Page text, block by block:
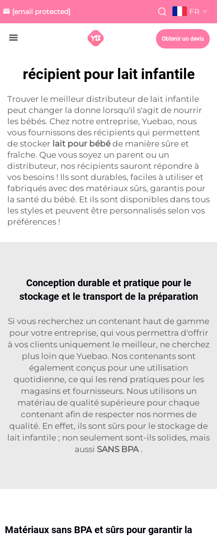
[email protected] FR
Obtenir un devis
récipient pour lait infantile
Trouver le meilleur distributeur de lait infantile
peut changer la donne lorsqu'il s'agit de nourrir
les bébés. Chez notre entreprise, Yuebao, nous
vous fournissons des récipients qui permettent
de stocker lait pour bébé de manière sûre et
fraîche. Que vous soyez un parent ou un
distributeur, nos récipients sauront répondre à
vos besoins ! Ils sont durables, faciles à utiliser et
fabriqués avec des matériaux sûrs, garantis pour
la santé du bébé. Et ils sont disponibles dans tous
les styles et peuvent être personnalisés selon vos
préférences !
Conception durable et pratique pour le
stockage et le transport de la préparation
Si vous recherchez un contenant haut de gamme
pour votre entreprise, qui vous permettra d'offrir
à vos clients uniquement le meilleur, ne cherchez
plus loin que Yuebao. Nos contenants sont
également conçus pour une utilisation
quotidienne, ce qui les rend pratiques pour les
magasins et fournisseurs. Nous utilisons un
matériau de qualité supérieure pour chaque
contenant afin de respecter nos normes de
qualité. En effet, ils sont sûrs pour le stockage de
lait infantile ; non seulement sont-ils solides, mais
aussi SANS BPA .
Matériaux sans BPA et sûrs pour garantir la